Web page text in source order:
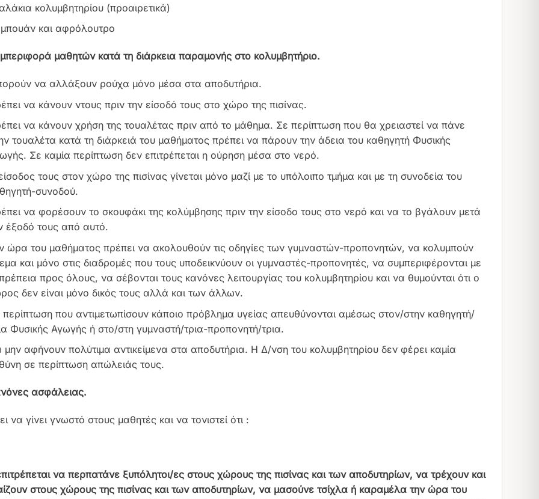
κολυμβητηρίου (προαιρετικά)
και αφρόλουτρο
μαθητών κατά τη διάρκεια παραμονής στο κολυμβητήριο.
να αλλάξουν ρούχα μόνο μέσα στα αποδυτήρια.
να κάνουν ντους πριν την είσοδό τους στο χώρο της πισίνας.
να κάνουν χρήση της τουαλέτας πριν από το μάθημα. Σε περίπτωση που θα χρειαστεί να πάνε
τουαλέτα κατά τη διάρκειά του μαθήματος πρέπει να πάρουν την άδεια του καθηγητή Φυσικής
Σε καμία περίπτωση δεν επιτρέπεται η ούρηση μέσα στο νερό.
τους στον χώρο της πισίνας γίνεται μόνο μαζί με το υπόλοιπο τμήμα και με τη συνοδεία του
συνοδού.
να φορέσουν το σκουφάκι της κολύμβησης πριν την είσοδο τους στο νερό και να το βγάλουν μετά
έξοδό τους από αυτό.
ώρα του μαθήματος πρέπει να ακολουθούν τις οδηγίες των γυμναστών-προπονητών, να κολυμπούν
και μόνο στις διαδρομές που τους υποδεικνύουν οι γυμναστές-προπονητές, να συμπεριφέρονται με
προς όλους, να σέβονται τους κανόνες λειτουργίας του κολυμβητηρίου και να θυμούνται ότι ο
δεν είναι μόνο δικός τους αλλά και των άλλων.
περίπτωση που αντιμετωπίσουν κάποιο πρόβλημα υγείας απευθύνονται αμέσως στον/στην καθηγητή/
Φυσικής Αγωγής ή στο/στη γυμναστή/τρια-προπονητή/τρια.
μην αφήνουν πολύτιμα αντικείμενα στα αποδυτήρια. Η Δ/νση του κολυμβητηρίου δεν φέρει καμία
σε περίπτωση απώλειάς τους.
ασφάλειας.
να γίνει γνωστό στους μαθητές και να τονιστεί ότι :
να περπατάνε ξυπόλητοι/ες στους χώρους της πισίνας και των αποδυτηρίων, να τρέχουν και
στους χώρους της πισίνας και των αποδυτηρίων, να μασούνε τσίχλα ή καραμέλα την ώρα του